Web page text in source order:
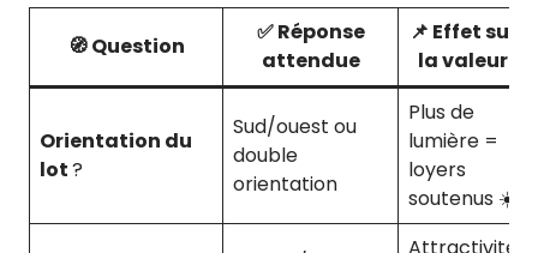
🧭 Question
✅ Réponse
attendue
📌 Effet sur
la valeur
Orientation du
lot?
Sud/ouest ou
double
orientation
Plus de
lumière =
loyers
soutenus ☀️